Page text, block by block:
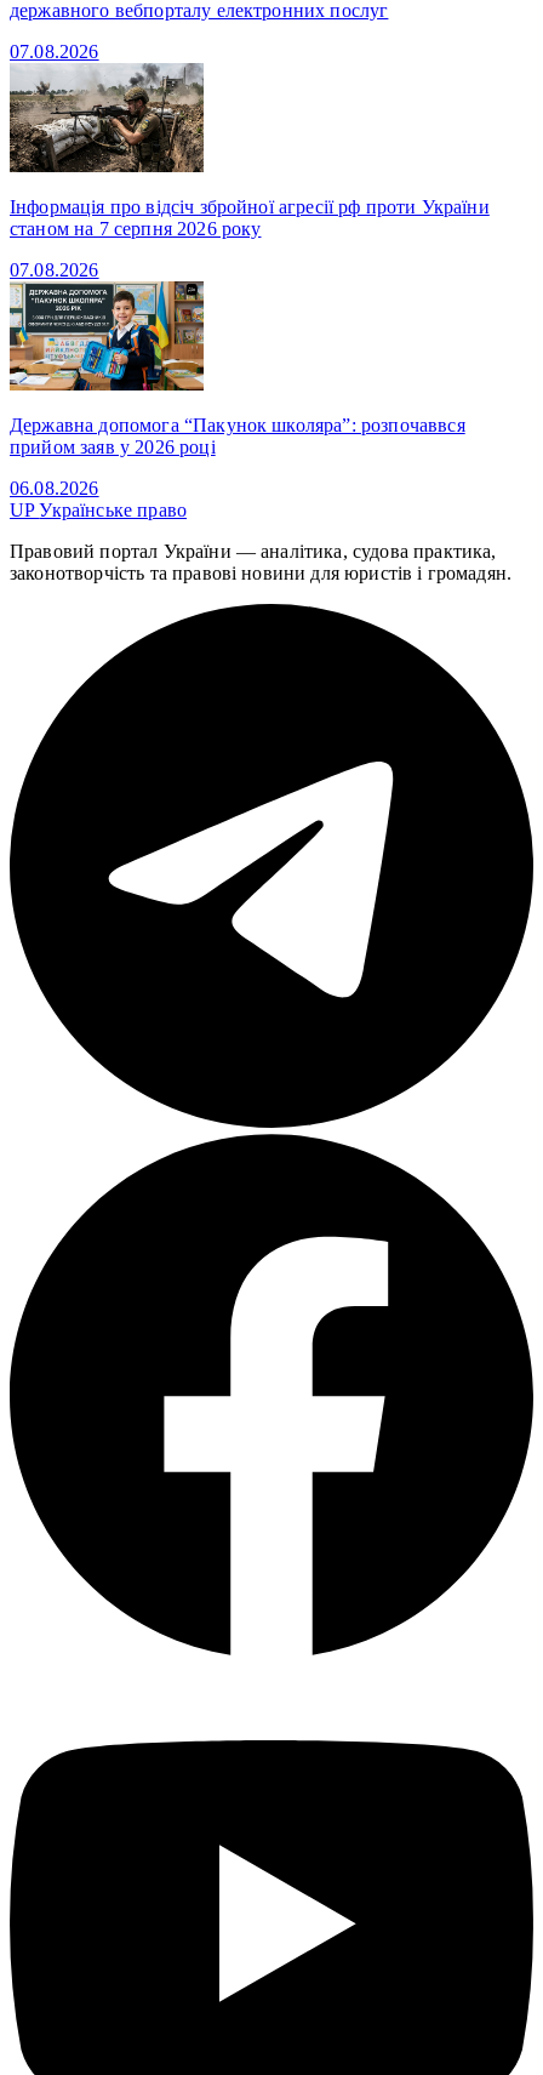
державного вебпорталу електронних послуг
07.08.2026
Інформація про відсіч збройної агресії рф проти України
станом на 7 серпня 2026 року
07.08.2026
Державна допомога “Пакунок школяра”: розпочаввся
прийом заяв у 2026 році
06.08.2026
UPУкраїнське право
Правовий портал України — аналітика, судова практика,
законотворчість та правові новини для юристів і громадян.